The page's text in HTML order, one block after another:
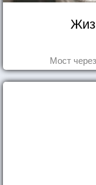
Мост